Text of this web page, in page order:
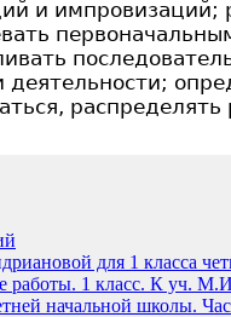
и
деятельности;
для 1 класса
работы. 1 класс. К уч.
начальной школы.